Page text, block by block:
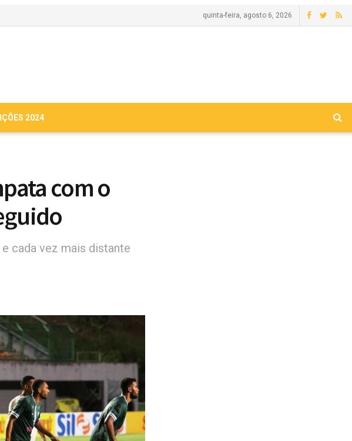
quinta-feira, agosto 6, 2026
2024
com o
cada vez mais distante